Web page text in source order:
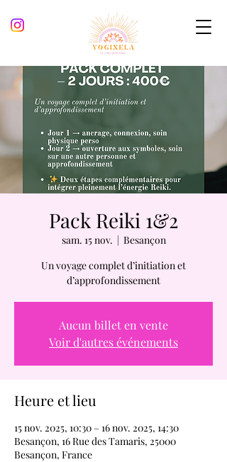
Pack Reiki 1&2
sam. 15 nov.
  |
Besançon
Un voyage complet d’initiation et
d’approfondissement
Aucun billet en vente
Voir d'autres événements
Heure et lieu
15 nov. 2025, 10:30 – 16 nov. 2025, 14:30
Besançon, 16 Rue des Tamaris, 25000
Besançon, France